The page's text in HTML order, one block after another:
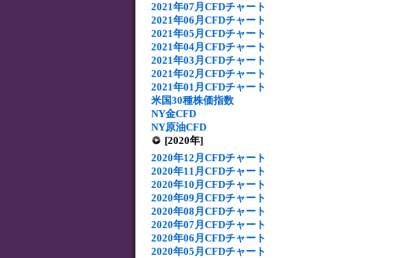
2021年07月CFDチャート
2021年06月CFDチャート
2021年05月CFDチャート
2021年04月CFDチャート
2021年03月CFDチャート
2021年02月CFDチャート
2021年01月CFDチャート
米国30種株価指数
NY金CFD
NY原油CFD
[2020年]
2020年12月CFDチャート
2020年11月CFDチャート
2020年10月CFDチャート
2020年09月CFDチャート
2020年08月CFDチャート
2020年07月CFDチャート
2020年06月CFDチャート
2020年05月CFDチャート